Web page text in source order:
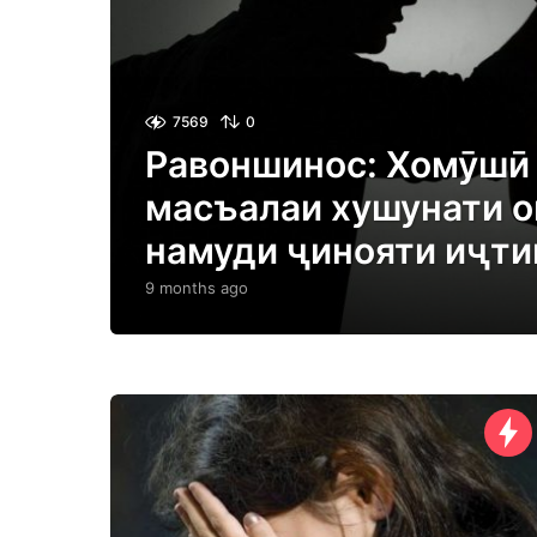
7569 0
Равоншинос: Хомӯшӣ
масъалаи хушунати
намуди ҷинояти
9 months ago
o
s